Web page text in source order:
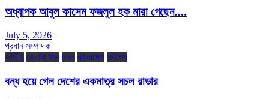
অধ্যাপক আবুল কাসেম ফজলুল হক মারা গেছেন….
July 5, 2026
প্রধান সম্পাদক
জাতীয় জেলার খবর ঢাকা বাংলাদেশ সর্বশেষ
বন্ধ হয়ে গেল দেশের একমাত্র সচল রাডার